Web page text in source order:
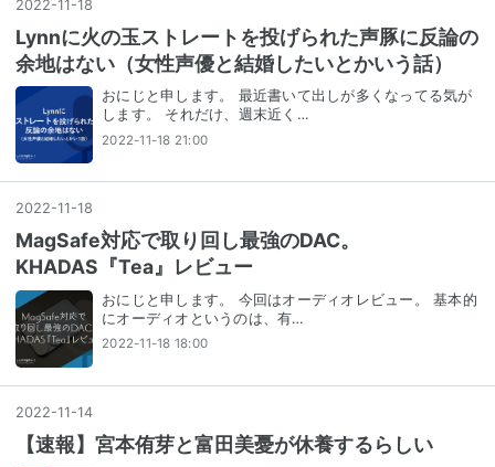
2022-11 -18
Lynnに火の玉ストレートを投げられた声豚に反論の
余地はない（女性声優と結婚したいとかいう話）
おにじと申します。 最近書いて出しが多くなってる気が
します。 それだけ、週末近く…
2022-11-18 21:00
2022-11 -18
MagSafe対応で取り回し最強のDAC。
KHADAS『Tea』レビュー
おにじと申します。 今回はオーディオレビュー。 基本的
にオーディオというのは、有…
2022-11-18 18:00
2022-11 -14
【速報】宮本侑芽と富田美憂が休養するらしい